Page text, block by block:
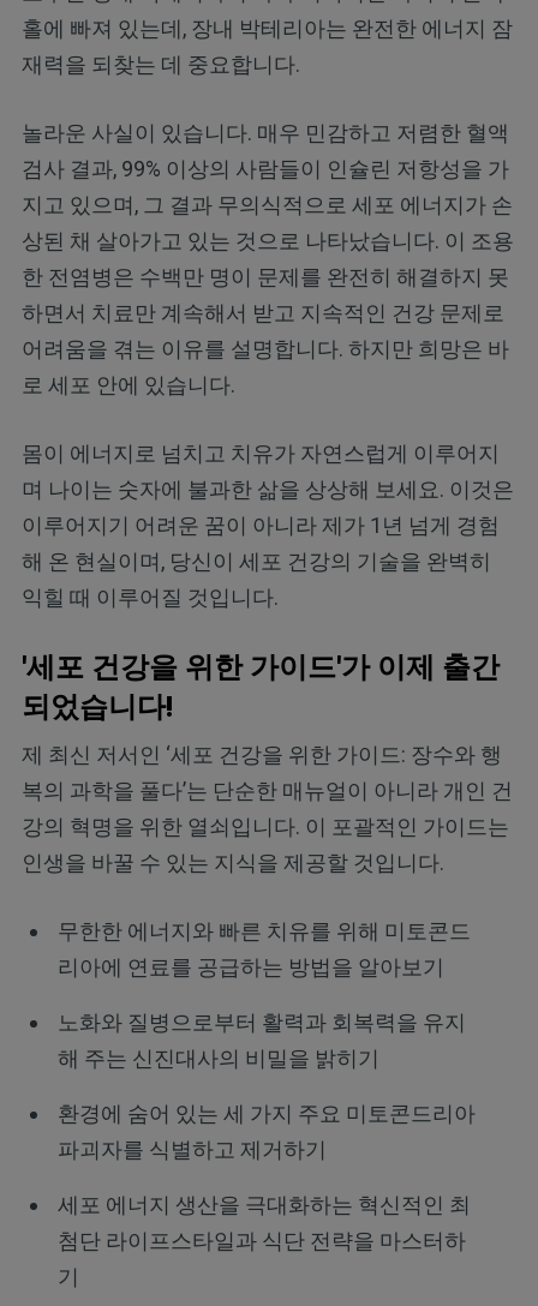
홀에 빠져 있는데, 장내 박테리아는 완전한 에너지 잠
재력을 되찾는 데 중요합니다.
놀라운 사실이 있습니다. 매우 민감하고 저렴한 혈액
검사 결과, 99% 이상의 사람들이 인슐린 저항성을 가
지고 있으며, 그 결과 무의식적으로 세포 에너지가 손
상된 채 살아가고 있는 것으로 나타났습니다. 이 조용
한 전염병은 수백만 명이 문제를 완전히 해결하지 못
하면서 치료만 계속해서 받고 지속적인 건강 문제로
어려움을 겪는 이유를 설명합니다. 하지만 희망은 바
로 세포 안에 있습니다.
몸이 에너지로 넘치고 치유가 자연스럽게 이루어지
며 나이는 숫자에 불과한 삶을 상상해 보세요. 이것은
이루어지기 어려운 꿈이 아니라 제가 1년 넘게 경험
해 온 현실이며, 당신이 세포 건강의 기술을 완벽히
익힐 때 이루어질 것입니다.
'세포 건강을 위한 가이드'가 이제 출간
되었습니다!
제 최신 저서인 ‘세포 건강을 위한 가이드: 장수와 행
복의 과학을 풀다’는 단순한 매뉴얼이 아니라 개인 건
강의 혁명을 위한 열쇠입니다. 이 포괄적인 가이드는
인생을 바꿀 수 있는 지식을 제공할 것입니다.
무한한 에너지와 빠른 치유를 위해 미토콘드
리아에 연료를 공급하는 방법을 알아보기
노화와 질병으로부터 활력과 회복력을 유지
해 주는 신진대사의 비밀을 밝히기
환경에 숨어 있는 세 가지 주요 미토콘드리아
파괴자를 식별하고 제거하기
세포 에너지 생산을 극대화하는 혁신적인 최
첨단 라이프스타일과 식단 전략을 마스터하
기